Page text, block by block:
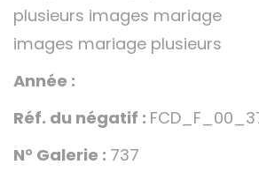
plusieurs images mariage
images mariage plusieurs
Année :
Réf. du négatif :
N° Galerie : 737